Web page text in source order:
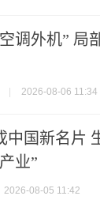
调外机” 局
| 2026-08-06 11:34
中国新名片
业”
2026-08-05 11:42